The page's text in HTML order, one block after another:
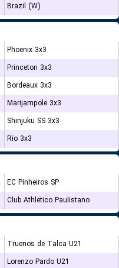
Brazil (W)
Phoenix 3x3
Princeton 3x3
Bordeaux 3x3
Marijampole 3x3
Shinjuku SS 3x3
Rio 3x3
EC Pinheiros SP
Club Athletico Paulistano
Truenos de Talca U21
Lorenzo Pardo U21